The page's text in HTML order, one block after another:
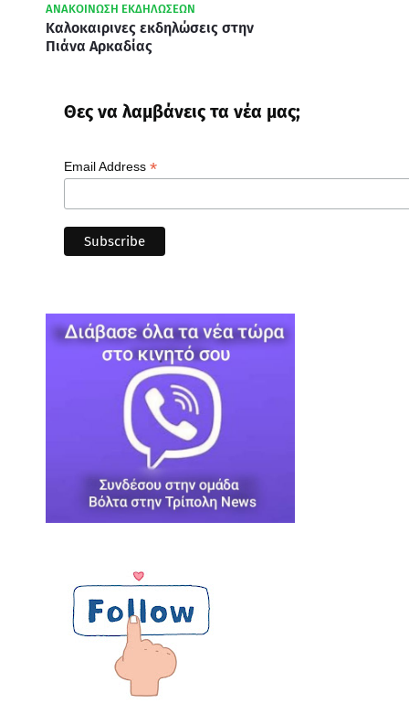
ΑΝΑΚΟΙΝΩΣΗ ΕΚΔΗΛΩΣΕΩΝ
Καλοκαιρινες εκδηλώσεις στην
Πιάνα Αρκαδίας
Θες να λαμβάνεις τα νέα μας;
Email Address *